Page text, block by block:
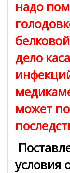
надо
дело
может
условия